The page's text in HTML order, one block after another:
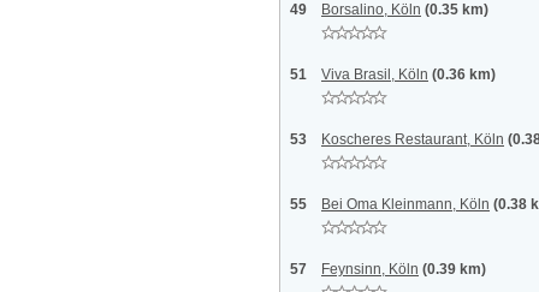
49 Borsalino, Köln (0.35 km)
51 Viva Brasil, Köln (0.36 km)
53 Koscheres Restaurant, Köln
55 Bei Oma Kleinmann, Köln (0.38
57 Feynsinn, Köln (0.39 km)